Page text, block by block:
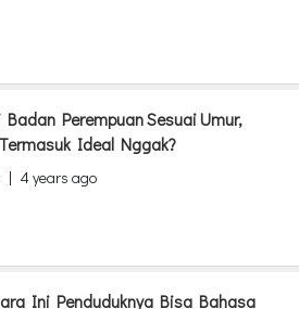
Perempuan Sesuai Umur,
Ideal Nggak?
| 4 years ago
Ini Penduduknya Bisa Bahasa